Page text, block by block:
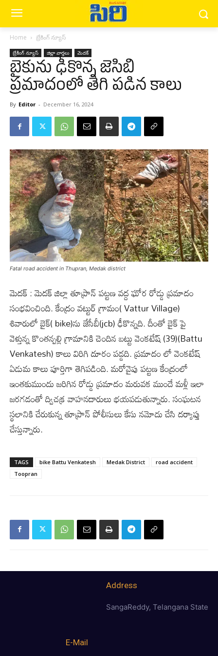
Home బ్రేకింగ్ న్యూస్‌
బ్రేకింగ్ న్యూస్‌ జిల్లా వార్త‌లు మెద‌క్
బైకును ఢీకొన్న జెసిబి
ప్రమాదంలో తెగి పడిన కాలు
By Editor - December 16, 2024
Fatal road accident in Thupran, Medak district
మెదక్ : మెదక్ జిల్లా తూప్రాన్ పట్టణ వద్ద ఘోర రోడ్డు ప్రమాదం
సంభవించింది. కేంద్రం వట్టుర్ గ్రామం( Vattur Village)
శివారులో బైక్‌( bike)ను జేసీబీ(jcb) ఢీకొన్నది. దీంతో బైక్ పై
వెళ్తున్న కొంతన్పల్లి గ్రామానికి చెందిన బట్టు వెంకటేష్ (39)(Battu
Venkatesh) కాలు విరిగి దూరం పడ్డది. ప్రమాదం లో వెంకటేష్
ఏడుమ కాలు పూర్తిగా తెగిపడింది. మరోవైపు పట్టణ కేంద్రంలో
ఇంతకుముందు జరిగిన రోడ్డు ప్రమాదం మరువక ముందే మళ్లీ ఇలా
జరగడంతో ద్విచక్ర వాహనదారులు భయపడుతున్నారు. సంఘటన
స్థలానికి చేరుకున్న తూప్రాన్ పోలీసులు కేసు నమోదు చేసి దర్యాప్తు
చేస్తున్నారు.
TAGS bike Battu Venkatesh Medak District
road accident
Toopran
Address
SangaReddy, Telangana State
E-Mail